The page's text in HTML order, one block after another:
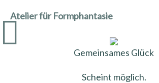
Atelier für Formphantasie
Gemeinsames Glück
Scheint möglich.